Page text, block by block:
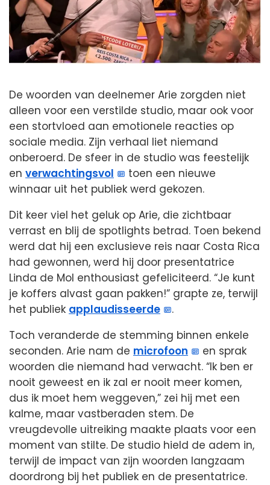
De woorden van deelnemer Arie zorgden niet
alleen voor een verstilde studio, maar ook voor
een stortvloed aan emotionele reacties op
sociale media. Zijn verhaal liet niemand
onberoerd. De sfeer in de studio was feestelijk
en verwachtingsvol
toen een nieuwe
winnaar uit het publiek werd gekozen.
Dit keer viel het geluk op Arie, die zichtbaar
verrast en blij de spotlights betrad. Toen bekend
werd dat hij een exclusieve reis naar Costa Rica
had gewonnen, werd hij door presentatrice
Linda de Mol enthousiast gefeliciteerd. “Je kunt
je koffers alvast gaan pakken!” grapte ze, terwijl
het publiek applaudisseerde
.
Toch veranderde de stemming binnen enkele
seconden. Arie nam de microfoon
en sprak
woorden die niemand had verwacht. “Ik ben er
nooit geweest en ik zal er nooit meer komen,
dus ik moet hem weggeven,” zei hij met een
kalme, maar vastberaden stem. De
vreugdevolle uitreiking maakte plaats voor een
moment van stilte. De studio hield de adem in,
terwijl de impact van zijn woorden langzaam
doordrong bij het publiek en de presentatrice.